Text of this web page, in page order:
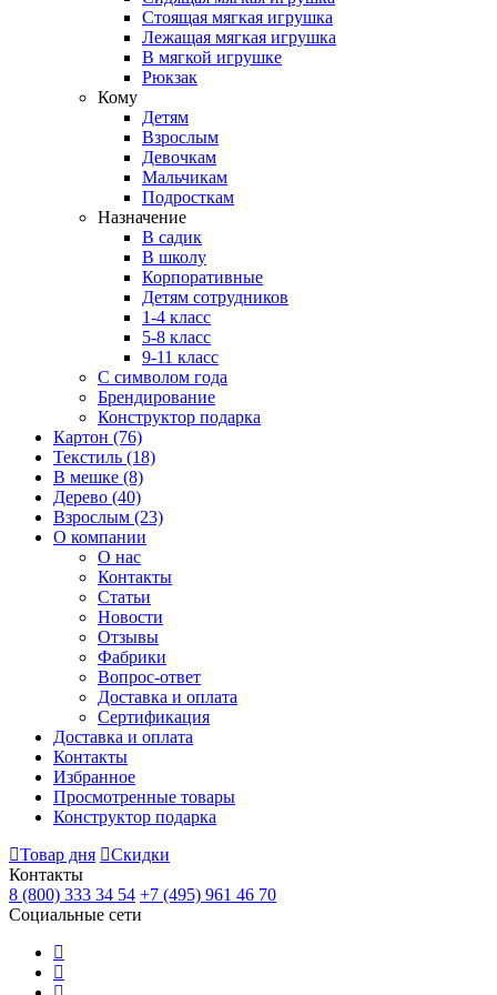
Стоящая мягкая игрушка
Лежащая мягкая игрушка
В мягкой игрушке
Рюкзак
Кому
Детям
Взрослым
Девочкам
Мальчикам
Подросткам
Назначение
В садик
В школу
Корпоративные
Детям сотрудников
1-4 класс
5-8 класс
9-11 класс
С символом года
Брендирование
Конструктор подарка
Картон (76)
Текстиль (18)
В мешке (8)
Дерево (40)
Взрослым (23)
О компании
О нас
Контакты
Статьи
Новости
Отзывы
Фабрики
Вопрос-ответ
Доставка и оплата
Сертификация
Доставка и оплата
Контакты
Избранное
Просмотренные товары
Конструктор подарка
Товар дня
Скидки
Контакты
8 (800) 333 34 54 +7 (495) 961 46 70
Социальные сети